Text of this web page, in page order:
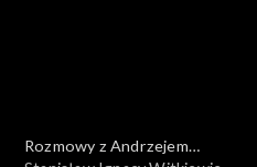
Rozmowy z Andrzejem